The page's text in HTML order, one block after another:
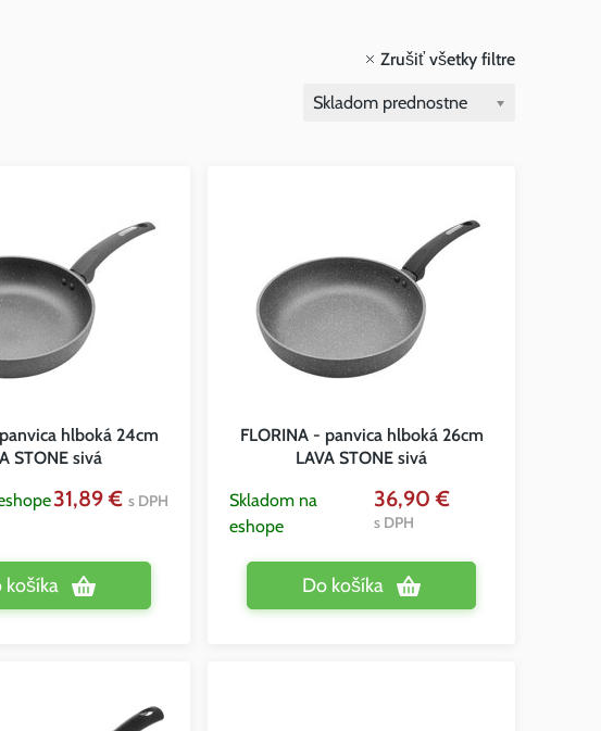
Zrušiť všetky filtre
Skladom prednostne
hlboká 24cm
STONE sivá
31,89 €s DPH
košíka
FLORINA - panvica hlboká 26cm
LAVA STONE sivá
Skladom na
eshope
36,90 €
s DPH
Do košíka